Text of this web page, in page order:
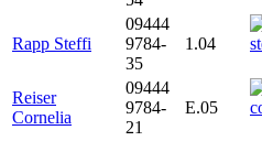
Rapp Steffi
09444
9784-
35
1.04
Reiser
Cornelia
09444
9784-
21
E.05